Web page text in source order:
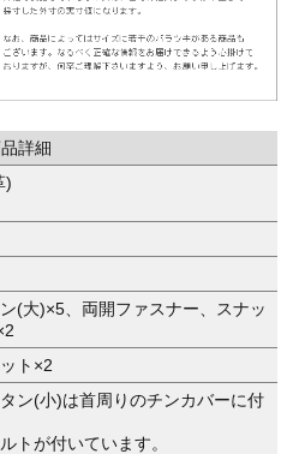
詳細
)
(大)×5、両開ファスナー、スナッ
ト×2
タン(小)は首周りのチンカバーに付
トが付いています。